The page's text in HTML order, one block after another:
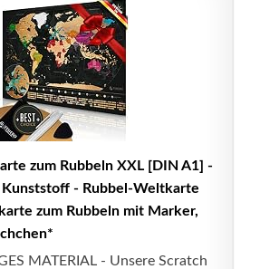
zum Rubbeln XXL [DIN A1] -
Kunststoff - Rubbel-Weltkarte
zum Rubbeln mit Marker,
MATERIAL - Unsere Scratch